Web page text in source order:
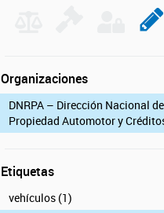
Organizaciones
DNRPA – Dirección Nacional
Propiedad Automotor y
Etiquetas
vehículos (1)